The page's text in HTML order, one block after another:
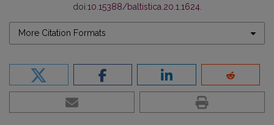
doi:10.15388/baltistica.20.1.1624.
More Citation Formats